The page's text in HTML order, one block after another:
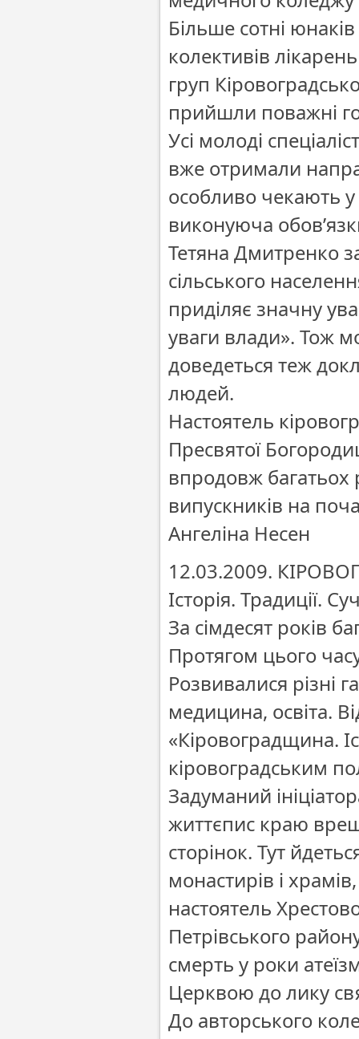
Більше сотні
колективів
груп
прийшли поважні
Усі молоді
вже отримали
особливо чекають у
виконуюча
Тетяна Дмитренко
сільського
приділяє значну
уваги влади». Тож
доведеться теж
людей.
Настоятель
Пресвятої
впродовж багатьох
випускників на
Ангеліна Несен
12.03.2009.
Історія. Традиції.
За сімдесят років
Протягом цього
Розвивалися різні
медицина, освіта.
«Кіровоградщина.
кіровоградським
Задуманий
життєпис краю
сторінок. Тут
монастирів і
настоятель
Петрівського
смерть у роки
Церквою до лику
До авторського